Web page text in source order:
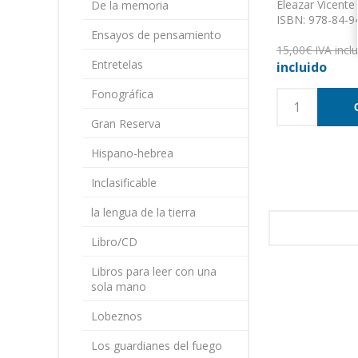
Eleazar Vicente
ISBN: 978-84-
Nº de páginas:
15,00€ IVA
incluido
De la memoria
Ensayos de pensamiento
Entretelas
Fonográfica
Gran Reserva
Hispano-hebrea
Inclasificable
la lengua de la tierra
Libro/CD
Libros para leer con una
sola mano
Lobeznos
Los guardianes del fuego